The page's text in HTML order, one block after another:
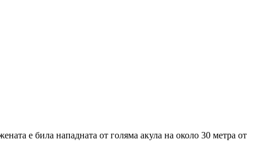
е била нападната от голяма акула на около 30 метра от